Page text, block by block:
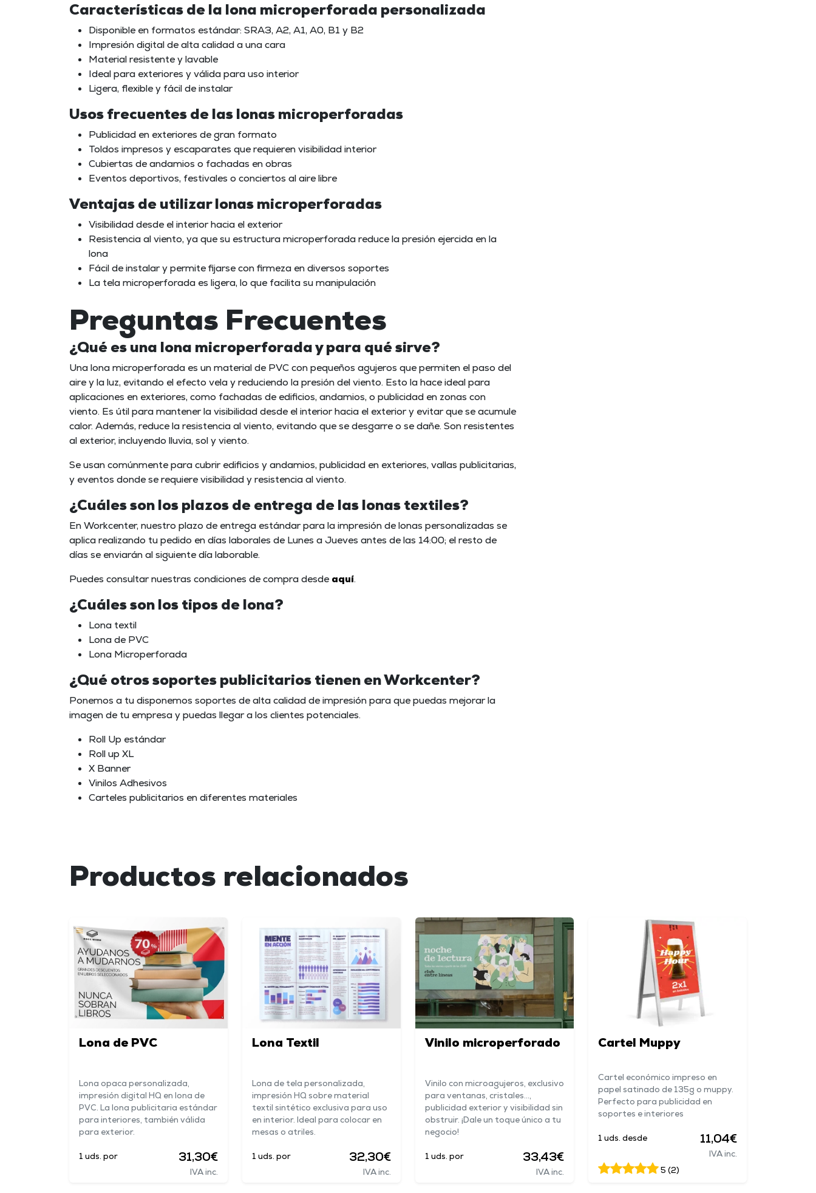
Características de la lona microperforada personalizada
Disponible en formatos estándar: SRA3, A2, A1, A0, B1 y B2
Impresión digital de alta calidad a una cara
Material resistente y lavable
Ideal para exteriores y válida para uso interior
Ligera, flexible y fácil de instalar
Usos frecuentes de las lonas microperforadas
Publicidad en exteriores de gran formato
Toldos impresos y escaparates que requieren visibilidad interior
Cubiertas de andamios o fachadas en obras
Eventos deportivos, festivales o conciertos al aire libre
Ventajas de utilizar lonas microperforadas
Visibilidad desde el interior hacia el exterior
Resistencia al viento, ya que su estructura microperforada reduce la presión ejercida en la
lona
Fácil de instalar y permite fijarse con firmeza en diversos soportes
La tela microperforada es ligera, lo que facilita su manipulación
Preguntas Frecuentes
¿Qué es una lona microperforada y para qué sirve?
Una lona microperforada es un material de PVC con pequeños agujeros que permiten el paso del
aire y la luz, evitando el efecto vela y reduciendo la presión del viento. Esto la hace ideal para
aplicaciones en exteriores, como fachadas de edificios, andamios, o publicidad en zonas con
viento. Es útil para mantener la visibilidad desde el interior hacia el exterior y evitar que se acumule
calor. Además, reduce la resistencia al viento, evitando que se desgarre o se dañe. Son resistentes
al exterior, incluyendo lluvia, sol y viento.
Se usan comúnmente para cubrir edificios y andamios, publicidad en exteriores, vallas publicitarias,
y eventos donde se requiere visibilidad y resistencia al viento.
¿Cuáles son los plazos de entrega de las lonas textiles?
En Workcenter, nuestro plazo de entrega estándar para la impresión de lonas personalizadas se
aplica realizando tu pedido en días laborales de Lunes a Jueves antes de las 14:00; el resto de
días se enviarán al siguiente día laborable.
Puedes consultar nuestras condiciones de compra desde aquí.
¿Cuáles son los tipos de lona?
Lona textil
Lona de PVC
Lona Microperforada
¿Qué otros soportes publicitarios tienen en Workcenter?
Ponemos a tu disponemos soportes de alta calidad de impresión para que puedas mejorar la
imagen de tu empresa y puedas llegar a los clientes potenciales.
Roll Up estándar
Roll up XL
X Banner
Vinilos Adhesivos
Carteles publicitarios en diferentes materiales
Productos relacionados
Lona de PVC
Lona opaca personalizada,
impresión digital HQ en lona de
PVC. La lona publicitaria estándar
para interiores, también válida
para exterior.
1 uds. por 31,30€
IVA inc.
Lona Textil
Lona de tela personalizada,
impresión HQ sobre material
textil sintético exclusiva para uso
en interior. Ideal para colocar en
mesas o atriles.
1 uds. por 32,30€
IVA inc.
Vinilo microperforado
Vinilo con microagujeros, exclusivo
para ventanas, cristales...,
publicidad exterior y visibilidad sin
obstruir. ¡Dale un toque único a tu
negocio!
1 uds. por 33,43€
IVA inc.
Cartel Muppy
Cartel económico impreso en
papel satinado de 135g o muppy.
Perfecto para publicidad en
soportes e interiores
1 uds. desde 11,04€
IVA inc.
5 (2)